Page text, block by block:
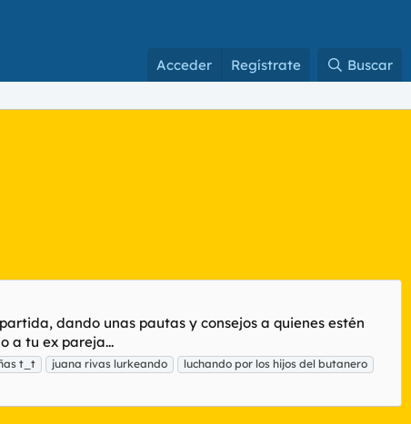
Acceder Regístrate Buscar
dando unas pautas y consejos a quienes estén
a tu ex pareja...
t_t juana rivas lurkeando
luchando por los hijos del butanero